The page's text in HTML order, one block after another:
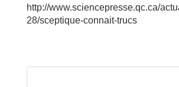
http://www.sciencepresse.qc.ca/
28/sceptique-connait-trucs